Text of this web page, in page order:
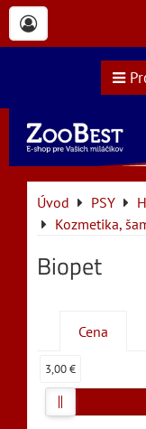
Úvod PSY
Kozmetika,
Biopet
Cena
3,00 €